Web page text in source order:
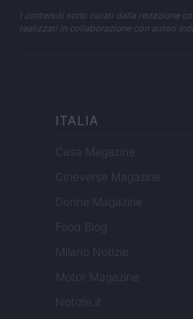
I contenuti sono curati dalla redazione
realizzati in collaborazione con autori
ITALIA
Casa Magazine
Cineverse Magazine
Donne Magazine
Food Blog
Milano Notizie
Motor Magazine
Notizie.it